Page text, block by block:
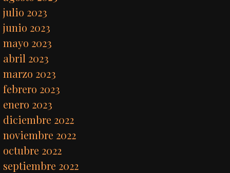
julio 2023
junio 2023
mayo 2023
abril 2023
marzo 2023
febrero 2023
enero 2023
diciembre 2022
noviembre 2022
octubre 2022
septiembre 2022